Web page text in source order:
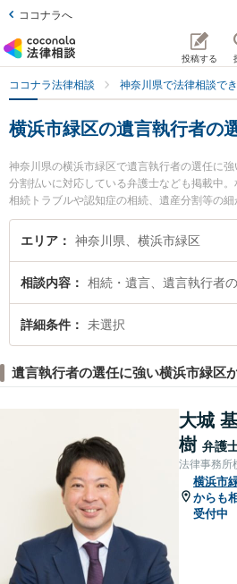
ココナラへ
投稿する
ココナラ法律相談 神奈川県で法律相談で
横浜市緑区の遺言執行者の
神奈川県の横浜市緑区で遺言執行者の選任に強
分割払いに対応している弁護士なども掲載中
相続トラブルや認知症の相続、遺産分割等の
き便利です。特に中山総合法律事務所の長谷
や弁護士費用、強みなどが注目されています
談無料で遺言執行者の選任を法律相談できる
したい』などでお困りの相談者さんにおすすめ
エリア 神奈川県、横浜市緑区
相談内容 相続・遺言、遺言執行者
詳細条件 未選択
遺言執行者の選任に強い横浜市緑区
大城 基
樹 弁護
法律事務所
横浜市
からも
受付中